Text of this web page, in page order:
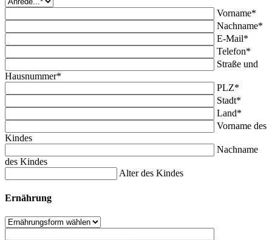
Vorname*
Nachname*
E-Mail*
Telefon*
Straße und
Hausnummer*
PLZ*
Stadt*
Land*
Vorname des
Kindes
Nachname
des Kindes
Alter des Kindes
Ernährung